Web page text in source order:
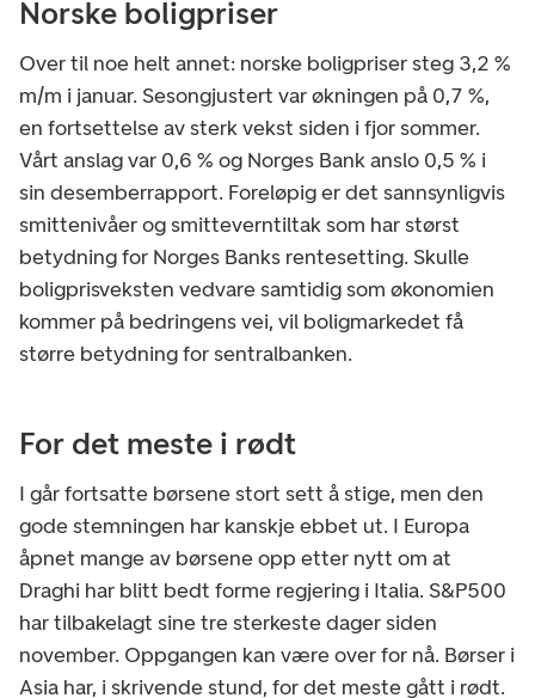
Norske boligpriser
Over til noe helt annet: norske boligpriser steg 3,2 %
m/m i januar. Sesongjustert var økningen på 0,7 %,
en fortsettelse av sterk vekst siden i fjor sommer.
Vårt anslag var 0,6 % og Norges Bank anslo 0,5 % i
sin desemberrapport. Foreløpig er det sannsynligvis
smittenivåer og smitteverntiltak som har størst
betydning for Norges Banks rentesetting. Skulle
boligprisveksten vedvare samtidig som økonomien
kommer på bedringens vei, vil boligmarkedet få
større betydning for sentralbanken.
For det meste i rødt
I går fortsatte børsene stort sett å stige, men den
gode stemningen har kanskje ebbet ut. I Europa
åpnet mange av børsene opp etter nytt om at
Draghi har blitt bedt forme regjering i Italia. S&P500
har tilbakelagt sine tre sterkeste dager siden
november. Oppgangen kan være over for nå. Børser i
Asia har, i skrivende stund, for det meste gått i rødt.